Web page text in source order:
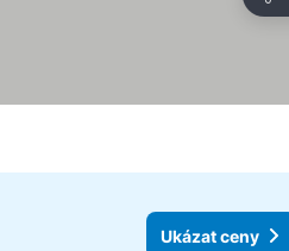
Sdílet
Ukázat ceny